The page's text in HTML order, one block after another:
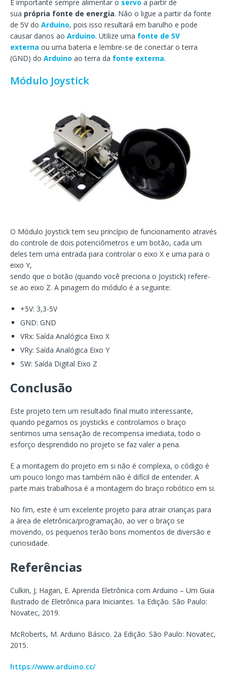
É importante sempre alimentar o servo a partir de
sua própria fonte de energia. Não o ligue a partir da fonte
de 5V do Arduino, pois isso resultará em barulho e pode
causar danos ao Arduino. Utilize uma fonte de 5V
externa ou uma bateria e lembre-se de conectar o terra
(GND) do Arduino ao terra da fonte externa.
Módulo Joystick
O Módulo Joystick tem seu princípio de funcionamento através
do controle de dois potenciômetros e um botão, cada um
deles tem uma entrada para controlar o eixo X e uma para o
eixo Y,
sendo que o botão (quando você preciona o Joystick) refere-
se ao eixo Z. A pinagem do módulo é a seguinte:
+5V: 3,3-5V
GND: GND
VRx: Saída Analógica Eixo X
VRy: Saída Analógica Eixo Y
SW: Saída Digital Eixo Z
Conclusão
Este projeto tem um resultado final muito interessante,
quando pegamos os joysticks e controlamos o braço
sentimos uma sensação de recompensa imediata, todo o
esforço desprendido no projeto se faz valer a pena.
E a montagem do projeto em si não é complexa, o código é
um pouco longo mas também não é difícil de entender. A
parte mais trabalhosa é a montagem do braço robótico em si.
No fim, este é um excelente projeto para atrair crianças para
a área de eletrônica/programação, ao ver o braço se
movendo, os pequenos terão bons momentos de diversão e
curiosidade.
Referências
Culkin, J; Hagan, E. Aprenda Eletrônica com Arduino – Um Guia
Ilustrado de Eletrônica para Iniciantes. 1a Edição. São Paulo:
Novatec, 2019.
McRoberts, M. Arduino Básico. 2a Edição. São Paulo: Novatec,
2015.
https://www.arduino.cc/